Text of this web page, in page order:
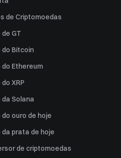
de Criptomoedas
GT
do Bitcoin
do Ethereum
XRP
da Solana
do ouro de hoje
da prata de hoje
de criptomoedas